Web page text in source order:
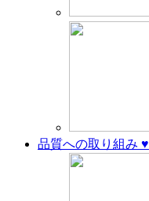
品質への取り組み ♥︎